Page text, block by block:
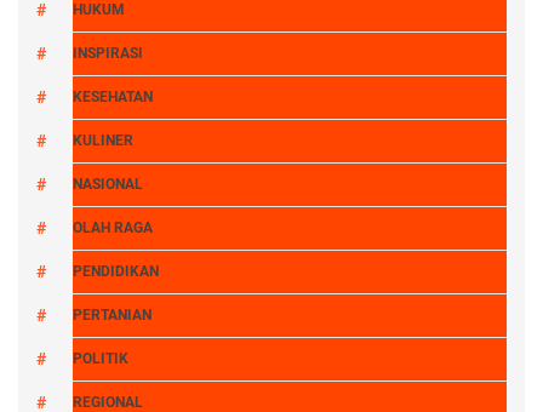
HUKUM
INSPIRASI
KESEHATAN
KULINER
NASIONAL
OLAH RAGA
PENDIDIKAN
PERTANIAN
POLITIK
REGIONAL